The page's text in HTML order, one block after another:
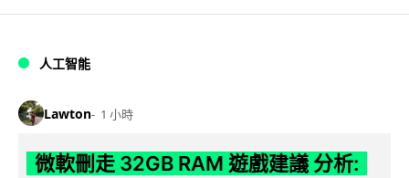
人工智能
Lawton 1 小時
微軟刪走 32GB RAM 遊戲建議 分析: